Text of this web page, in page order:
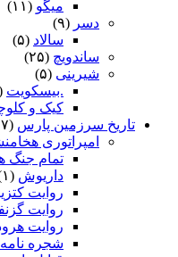
میگو (۱۱)
دسر (۹)
سالاد (۵)
ساندویچ (۲۵)
شیرینی (۵)
.بیسکویت
کیک و
تاریخ سرزمین پارس (۱۱۷)
امپراتوری
تمام جنگ
داریوش (۱)
روایت
روایت
روایت
شجره